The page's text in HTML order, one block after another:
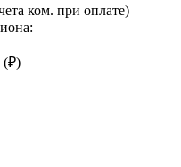
ком. при оплате)
(₽)